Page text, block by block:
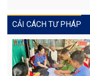
CẢI CÁCH TƯ PHÁP